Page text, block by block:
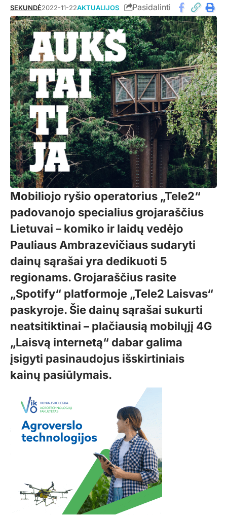
SEKUNDĖ2022-11-22AKTUALIJOS Pasidalinti
Mobiliojo ryšio operatorius „Tele2“
padovanojo specialius grojaraščius
Lietuvai – komiko ir laidų vedėjo
Pauliaus Ambrazevičiaus sudaryti
dainų sąrašai yra dedikuoti 5
regionams. Grojaraščius rasite
„Spotify“ platformoje „Tele2 Laisvas“
paskyroje. Šie dainų sąrašai sukurti
neatsitiktinai – plačiausią mobilųjį 4G
„Laisvą internetą“ dabar galima
įsigyti pasinaudojus išskirtiniais
kainų pasiūlymais.